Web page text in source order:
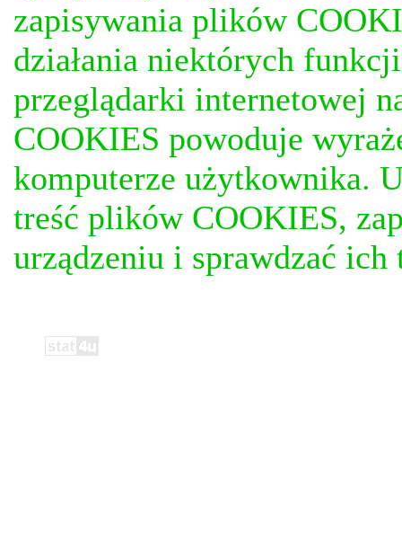
zapisywania plików
działania niektórych
przeglądarki internetowej
COOKIES powoduje
komputerze użytkownika.
treść plików COOKIES,
urządzeniu i sprawdzać ich